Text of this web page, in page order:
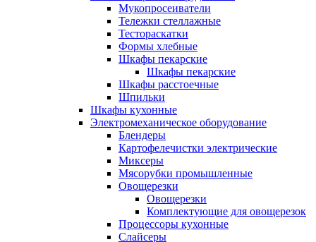
Мукопросеиватели
Тележки стеллажные
Тестораскатки
Формы хлебные
Шкафы пекарские
Шкафы пекарские
Шкафы расстоечные
Шпильки
Шкафы кухонные
Электромеханическое оборудование
Блендеры
Картофелечистки электрические
Миксеры
Мясорубки промышленные
Овощерезки
Овощерезки
Комплектующие для овощерезок
Процессоры кухонные
Слайсеры